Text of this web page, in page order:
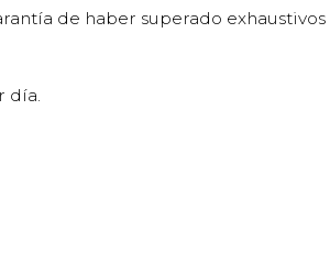
de haber superado exhaustivos
día.